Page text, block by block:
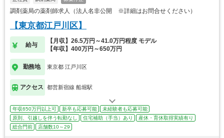
調剤薬局の薬剤師求人（法人名非公開 ※詳細はお問合せください）
【東京都江戸川区】
給与
【月収】26.5万円～41.0万円程度 モデル
【年収】400万円～650万円
勤務地 東京都 江戸川区
アクセス 都営新宿線 船堀駅
年収650万円以上可 新卒も応募可能
未経験者も応募可能
原則、引越しを伴う転勤なし
住宅補助（手当）あり
産休・育休取得実績有り
総合門前
店舗数10～29